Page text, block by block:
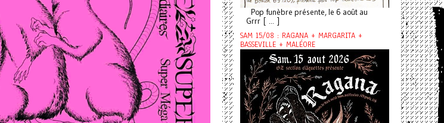
Pop funèbre présente, le 6 août au
Grrr [ ... ]
SAM 15/08 : RAGANA + MARGARITA +
BASSEVILLE + MALÉORE